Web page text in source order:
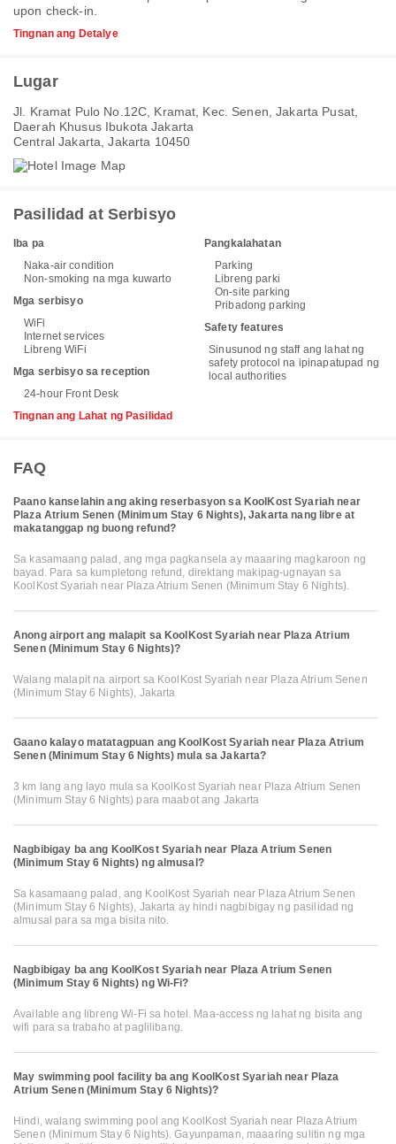
upon check-in.
Tingnan ang Detalye
Lugar
Jl. Kramat Pulo No.12C, Kramat, Kec. Senen, Jakarta Pusat,
Daerah Khusus Ibukota Jakarta
Central Jakarta, Jakarta 10450
Pasilidad at Serbisyo
Iba pa
Naka-air condition
Non-smoking na mga kuwarto
Mga serbisyo
WiFi
Internet services
Libreng WiFi
Mga serbisyo sa reception
24-hour Front Desk
Pangkalahatan
Parking
Libreng parki
On-site parking
Pribadong parking
Safety features
Sinusunod ng staff ang lahat ng
safety protocol na ipinapatupad ng
local authorities
Tingnan ang Lahat ng Pasilidad
FAQ
Paano kanselahin ang aking reserbasyon sa KoolKost Syariah near
Plaza Atrium Senen (Minimum Stay 6 Nights), Jakarta nang libre at
makatanggap ng buong refund?
Sa kasamaang palad, ang mga pagkansela ay maaaring magkaroon ng
bayad. Para sa kumpletong refund, direktang makipag-ugnayan sa
KoolKost Syariah near Plaza Atrium Senen (Minimum Stay 6 Nights).
Anong airport ang malapit sa KoolKost Syariah near Plaza Atrium
Senen (Minimum Stay 6 Nights)?
Walang malapit na airport sa KoolKost Syariah near Plaza Atrium Senen
(Minimum Stay 6 Nights), Jakarta
Gaano kalayo matatagpuan ang KoolKost Syariah near Plaza Atrium
Senen (Minimum Stay 6 Nights) mula sa Jakarta?
3 km lang ang layo mula sa KoolKost Syariah near Plaza Atrium Senen
(Minimum Stay 6 Nights) para maabot ang Jakarta
Nagbibigay ba ang KoolKost Syariah near Plaza Atrium Senen
(Minimum Stay 6 Nights) ng almusal?
Sa kasamaang palad, ang KoolKost Syariah near Plaza Atrium Senen
(Minimum Stay 6 Nights), Jakarta ay hindi nagbibigay ng pasilidad ng
almusal para sa mga bisita nito.
Nagbibigay ba ang KoolKost Syariah near Plaza Atrium Senen
(Minimum Stay 6 Nights) ng Wi-Fi?
Available ang libreng Wi-Fi sa hotel. Maa-access ng lahat ng bisita ang
wifi para sa trabaho at paglilibang.
May swimming pool facility ba ang KoolKost Syariah near Plaza
Atrium Senen (Minimum Stay 6 Nights)?
Hindi, walang swimming pool ang KoolKost Syariah near Plaza Atrium
Senen (Minimum Stay 6 Nights). Gayunpaman, maaaring sulitin ng mga